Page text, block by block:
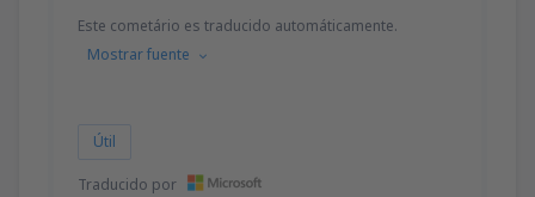
Este cometário es traducido automáticamente.
Mostrar fuente
Útil
Traducido por